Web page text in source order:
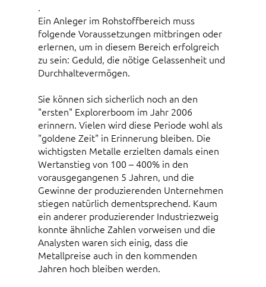
.
Ein Anleger im Rohstoffbereich muss
folgende Voraussetzungen mitbringen oder
erlernen, um in diesem Bereich erfolgreich
zu sein: Geduld, die nötige Gelassenheit und
Durchhaltevermögen.
Sie können sich sicherlich noch an den
"ersten" Explorerboom im Jahr 2006
erinnern. Vielen wird diese Periode wohl als
"goldene Zeit" in Erinnerung bleiben. Die
wichtigsten Metalle erzielten damals einen
Wertanstieg von 100 – 400% in den
vorausgegangenen 5 Jahren, und die
Gewinne der produzierenden Unternehmen
stiegen natürlich dementsprechend. Kaum
ein anderer produzierender Industriezweig
konnte ähnliche Zahlen vorweisen und die
Analysten waren sich einig, dass die
Metallpreise auch in den kommenden
Jahren hoch bleiben werden.